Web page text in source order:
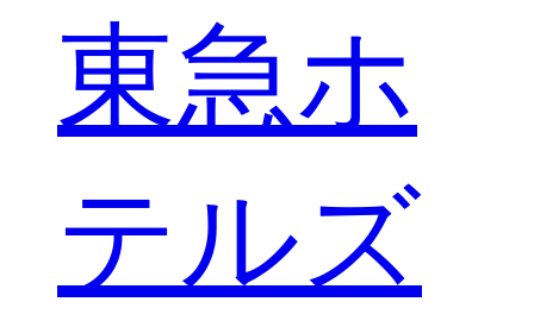
東急ホ
テルズ